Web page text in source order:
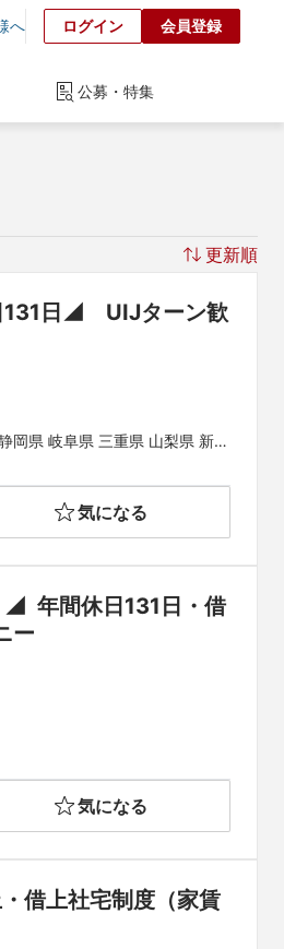
へ ログイン 会員登録
公募・特集
更新順
131日◢　UIJターン歓
岡県 岐阜県 三重県 山梨県 新潟
山口県 徳島県 香川県 愛媛県
気になる
年間休日131日・借
ー
気になる
借上社宅制度（家賃